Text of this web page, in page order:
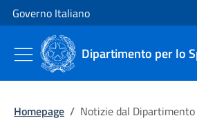
Vai al contenuto
Vai alla navigazione del sito
Governo Italiano
Dipartimento per lo
Homepage / Notizie dal